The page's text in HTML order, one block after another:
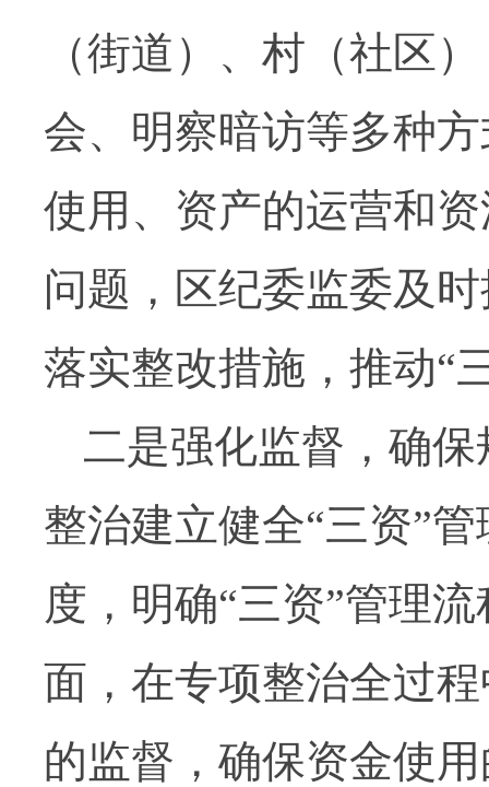
（街道）、村（社区
会、明察暗访等多种
使用、资产的运营和
问题，区纪委监委及
落实整改措施，推动“
二是强化监督，确
整治建立健全“三资”
度，明确“三资”管理
面，在专项整治全过
的监督，确保资金使